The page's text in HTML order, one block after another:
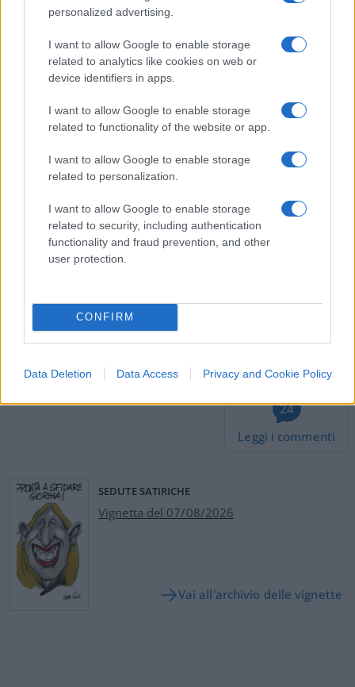
personalized advertising.
I want to allow Google to enable storage
related to analytics like cookies on web or
device identifiers in apps.
I want to allow Google to enable storage
related to functionality of the website or app.
I want to allow Google to enable storage
related to personalization.
I want to allow Google to enable storage
related to security, including authentication
functionality and fraud prevention, and other
user protection.
CONFIRM
Data Deletion Data Access Privacy and Cookie Policy
politici, entrano nel dibattito politico e
pretendono che la politica stia zitta.Ma se i
magistrati sono usciti dal loro seminato
salendo sul palcoscenico mediatico del confronto
politico, non vedo perché la politica dovrebbe
stare zitta di fronte a questa invasione di campo”.
Marco Leardi, 3 febbraio 2025
Nicolaporro.it è anche su Whatsapp. È sufficiente
aggiornati (gratis).
24
Leggi i commenti
SEDUTE SATIRICHE
Vignetta del 07/08/2026
Vai all'archivio delle vignette